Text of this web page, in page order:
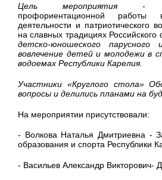
Цель мероприятия
профориентационной
деятельности и патриотического
на славных традициях Российского
детско-юношеского парусного
вовлечение детей и молодежи в
водоемах Республики Карелия.
Участники «Круглого стола»
вопросы и делились планами на
На мероприятии присутствовали:
- Волкова Наталья Дмитриевна -
образования и спорта Республики
- Васильев Александр Викторович-